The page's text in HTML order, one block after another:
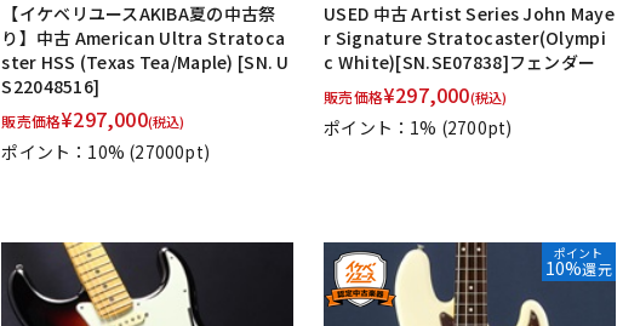
【イケベリユースAKIBA夏の中古祭
り】中古 American Ultra Stratoca
ster HSS (Texas Tea/Maple) [SN. U
S22048516]
販売価格¥297,000(税込)
ポイント：10% (27000pt)
USED 中古 Artist Series John Maye
r Signature Stratocaster(Olympi
c White)[SN.SE07838]フェンダー
販売価格¥297,000(税込)
ポイント：1% (2700pt)
ポイント
10%還元